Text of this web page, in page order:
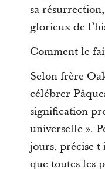
sa
glorieux de
Comment le
Selon frère
célébrer
signification
universelle ».
jours, précise-
que toutes les